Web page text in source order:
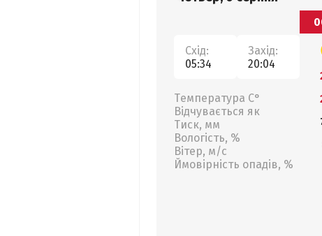
Схід:
05:34
Захід:
20:04
Температура С°
Відчувається як
Тиск, мм
Вологість, %
Вітер, м/с
Ймовірність опадів, %